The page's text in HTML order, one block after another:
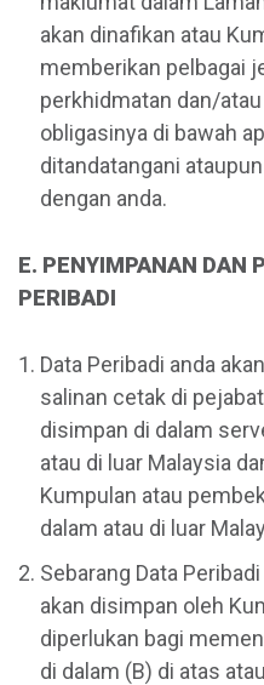
akan dinafikan atau
memberikan pelbagai
perkhidmatan dan/
obligasinya di bawah
ditandatangani
dengan anda.
E. PENYIMPANAN DAN
PERIBADI
Data Peribadi anda
salinan cetak di
disimpan di dalam
atau di luar Malaysia
Kumpulan atau
dalam atau di luar
Sebarang Data
akan disimpan oleh
diperlukan bagi
di dalam (B) di atas